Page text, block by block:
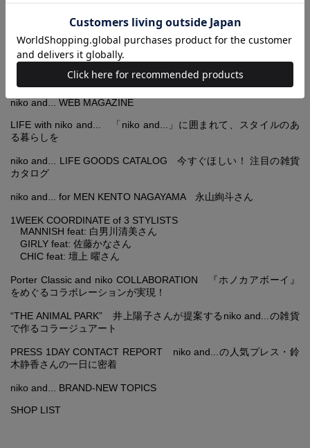
niko and... 2012 A/W SEASON COLLECTION
niko and... SHOP CRUISE in Nagoya 菊池亜希子さんと行くniko
and...ショップクルーズ
UNDER THE APPLE TREES
niko and... WEB MAGAZINE
LIFE with niko and... 「niko and...」に囲まれて、スタイルのあ
る暮らしを
niko and... LIFE GOODS CATALOG 今すぐほしい！ 注目の雑貨
カタログ
niko and... for MEN KENTO NAGAYAMA 永山絢斗さん
1WEEK COORDINATE of 3 STYLISTS
MANNISH feat: 白男川清美さん
GIRLY feat: 佐藤かなさん
CHIC feat: 壇上 曜さん
Porter Classic and niko COLLABORATION 『ホノカアボーイ』
をめぐるコラボレーションが実現！
“THE ANIMAL PARK” 井上陽子さんが提案するniko and...の雑貨
で作るコラージュアート
PRESS 1DAY CONTACT REPORT niko and...の人気プレス・鈴
木静香さんの一日に密着
niko and... BRAND-NEW TOPICS
SHOP LIST